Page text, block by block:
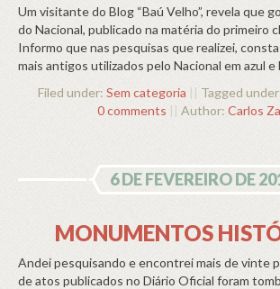
Um visitante do Blog “Baú Velho”, revela que
do Nacional, publicado na matéria do primeiro
Informo que nas pesquisas que realizei,
mais antigos utilizados pelo Nacional em azul
Filed under: Sem categoria || Tagged
0 comments || Author: Carlos
6 DE FEVEREIRO DE
MONUMENTOS
Andei pesquisando e encontrei mais de vinte
de atos publicados no Diário Oficial foram